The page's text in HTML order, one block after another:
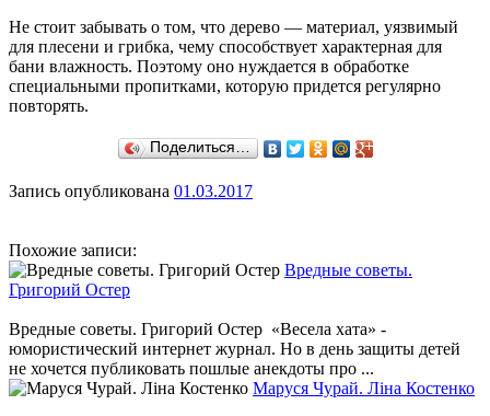
Не стоит забывать о том, что дерево — материал, уязвимый
для плесени и грибка, чему способствует характерная для
бани влажность. Поэтому оно нуждается в обработке
специальными пропитками, которую придется регулярно
повторять.
Поделиться…
Запись опубликована 01.03.2017
Похожие записи:
Вредные советы.
Григорий Остер
Вредные советы. Григорий Остер «Весела хата» -
юмористический интернет журнал. Но в день защиты детей
не хочется публиковать пошлые анекдоты про ...
Маруся Чурай. Ліна Костенко